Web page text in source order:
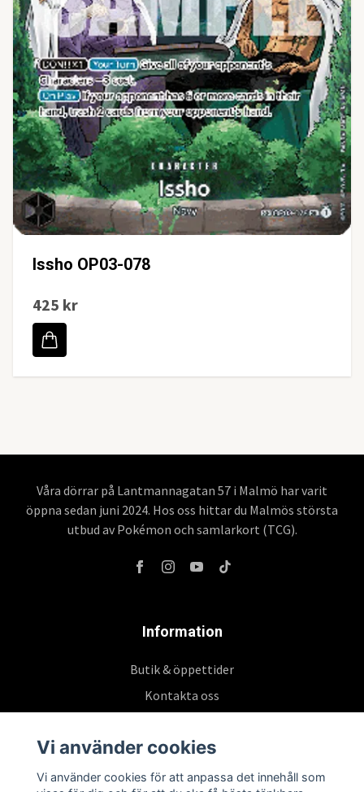
Issho OP03-078
425 kr
Våra dörrar på Lantmannagatan 57 i Malmö har varit
öppna sedan juni 2024. Hos oss hittar du Malmös största
utbud av Pokémon och samlarkort (TCG).
Information
Butik & öppettider
Kontakta oss
Prenumerera på vårt nyhetsbrev
Vi använder cookies
Vi använder cookies för att anpassa det innehåll som